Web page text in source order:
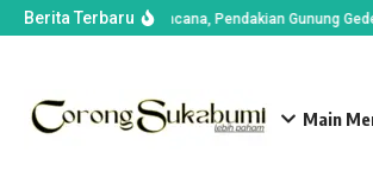
Berita Terbaru
di Alun-alun Suryakencana, Pendakian Gunung
Main